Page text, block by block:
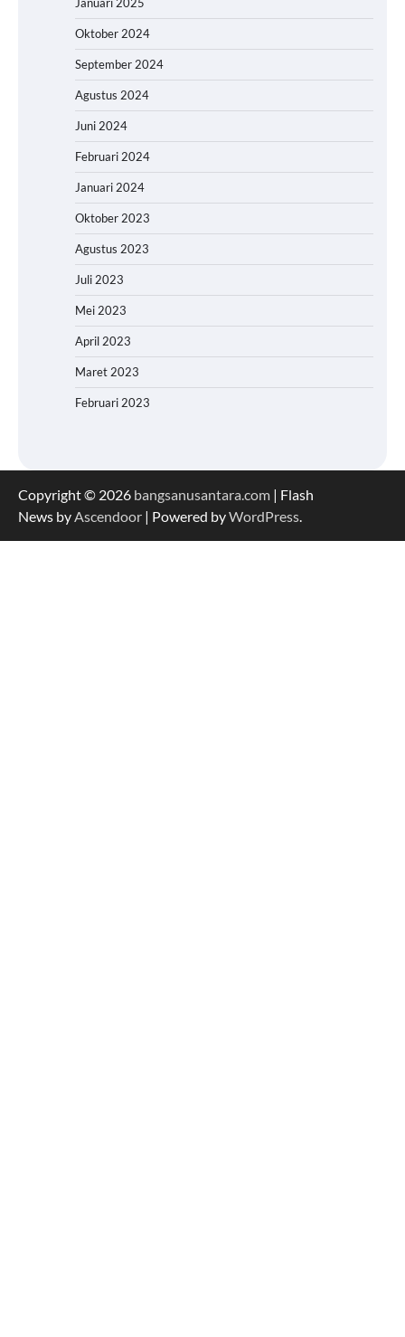
Oktober 2024
September 2024
Agustus 2024
Juni 2024
Februari 2024
Januari 2024
Oktober 2023
Agustus 2023
Juli 2023
Mei 2023
April 2023
Maret 2023
Februari 2023
Copyright © 2026 bangsanusantara.com | Flash
News byAscendoor | Powered byWordPress.